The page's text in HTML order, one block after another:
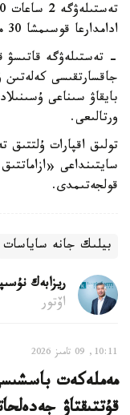
ادامدارعا قوسىمشا 30 مينۋت قاراستىرىلعان.
بايقاۋ سىناعى
ورتالىعى.
سايتىنداعى
قولجەتىمدى.
بيلىك جانە ساياسات
ريزابەك
اۆتور
10:11, 09 تامىز 2026
مەملەكەت
قۇتتىقتاۋ